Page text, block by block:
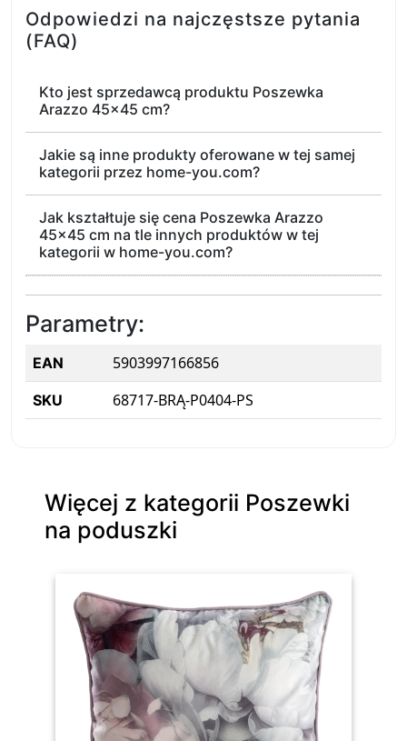
Odpowiedzi na najczęstsze pytania
(FAQ)
Kto jest sprzedawcą produktu Poszewka
Arazzo 45x45 cm?
Jakie są inne produkty oferowane w tej samej
kategorii przez home-you.com?
Jak kształtuje się cena Poszewka Arazzo
45x45 cm na tle innych produktów w tej
kategorii w home-you.com?
Parametry:
EAN 5903997166856
SKU 68717-BRĄ-P0404-PS
Więcej z kategorii Poszewki
na poduszki